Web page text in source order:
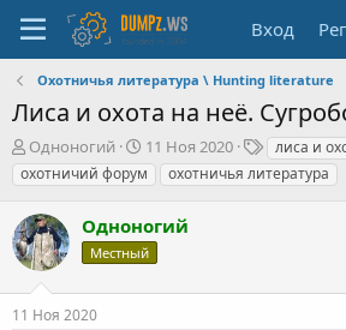
Вход
Охотничья литература \ Hunting literature
Лиса и охота на неё.
А
в
т
о
р
т
е
м
ы
Одноногий
Д
а
т
н
а
а
11 Ноя 2020
Т
е
г
лиса и
охотничий форум
охотничья литература
Одноногий
Местный
11 Ноя 2020